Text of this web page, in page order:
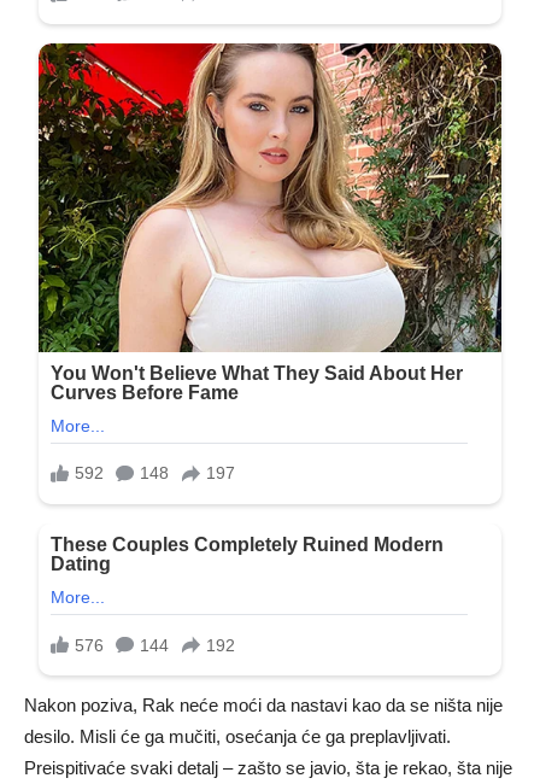
Nakon poziva, Rak neće moći da nastavi kao da se ništa nije
desilo. Misli će ga mučiti, osećanja će ga preplavljivati.
Preispitivaće svaki detalj – zašto se javio, šta je rekao, šta nije